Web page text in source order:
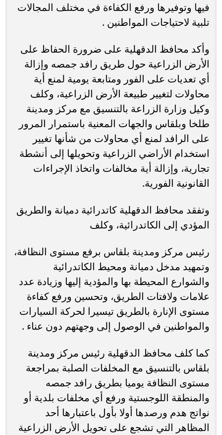
فيها وتوفيرها ورفع الكفاءة في مختلف المجالات
تلبية لاحتياجات المواطنين .
وأكد محافظ الدقهلية على ضرورة الحفاظ على
الأرض الزراعية حول طريق رافد جمصه وإزالة
أي تعديات على الفور ومتابعة يومية لمنع أية
محاولات لتغيير طبيعة الأرض الزراعية، وكلف
وكيل وزارة الزراعة بالتنسيق مع مركز ومدينة
طلخا وبلقاس والجهات المعنية باستمرار المرور
على الرافد لمنع أي محاولات من شأنها تغيير
استخدام الأراضي الزراعية وتحويلها إلى أنشطة
تجارية، وإزالة أية مخالفات واتخاذ الإجراءات
القانونية الفورية.
وتفقد محافظ الدقهلية كاتدرائية دميانة والطريق
المؤدي إلى الكاتدرائية، وكلف
رئيس مركز ومدينة بلقاس برفع مستوى النظافة،
وتمهيد مدخل دميانة ومحيط الكاتدرائية
والشوارع المحيطة بها والمؤدية إليها وزيادة عدد
علامات ولافتات الطريق، وتحسين ورفع كفاءة
مستوى الإنارة بالطريق تيسيرا لحركة السيارات
والمواطنين في الوصول إلى وجهتهم دون عناء .
كما كلف محافظ الدقهلية رئيس مركز ومدينة
بلقاس بالتنسيق مع المخلفات الصلبة بمراجعة
مستوى النظافة يوميا بطريق رافد جمصه
والمنطقة اللوجستية ورفع أي مخلفات بلدية أو
نواتج هدم ورصدها أولا بأول باعتبارها أحد
المظاهر التي تشجع على تحويل الأرض الزراعية